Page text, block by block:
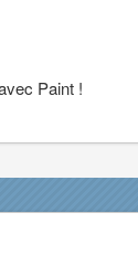
Paint !